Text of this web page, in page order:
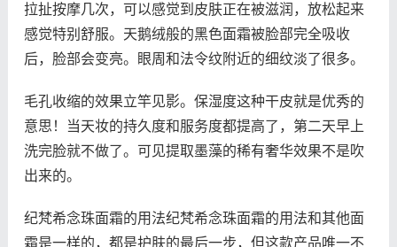
拉扯按摩几次，可以感觉到皮肤正在被滋润，放松起来
感觉特别舒服。天鹅绒般的黑色面霜被脸部完全吸收
后，脸部会变亮。眼周和法令纹附近的细纹淡了很多。
毛孔收缩的效果立竿见影。保湿度这种干皮就是优秀的
意思！当天妆的持久度和服务度都提高了，第二天早上
洗完脸就不做了。可见提取墨藻的稀有奢华效果不是吹
出来的。
纪梵希念珠面霜的用法纪梵希念珠面霜的用法和其他面
霜是一样的，都是护肤的最后一步，但这款产品唯一不